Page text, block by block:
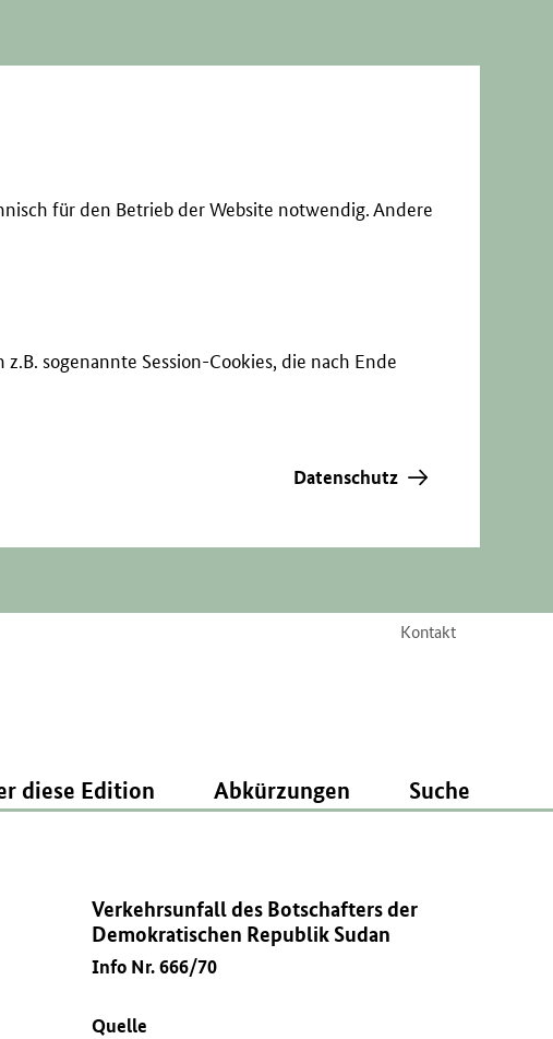
für den Betrieb der Website notwendig. Andere
sogenannte Session-Cookies, die nach Ende
Datenschutz
Kontakt
diese Edition Abkürzungen Suche
Verkehrsunfall des Botschafters der
Demokratischen Republik Sudan
Info Nr. 666/70
Quelle